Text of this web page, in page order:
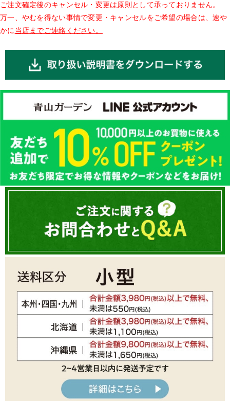
ご注文確定後のキャンセル・変更は原則として承っておりません。
万一、やむを得ない事情で変更・キャンセルをご希望の場合は、速や
かに当店までご連絡ください。